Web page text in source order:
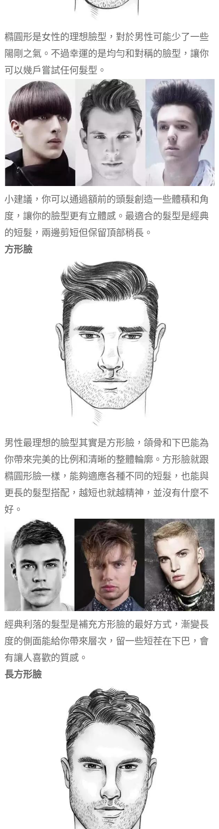
橢圓形是女性的理想臉型，對於男性可能少了一些
陽剛之氣。 不過幸運的是均勻和對稱的臉型，讓你
可以幾戶嘗試任何髮型。
小建議，你可以通過額前的頭髮創造一些體積和角
度，讓你的臉型更有立體感。 最適合的髮型是經典
的短髮，兩邊剪短但保留頂部稍長。
方形臉
男性最理想的臉型其實是方形臉，頜骨和下巴能為
你帶來完美的比例和清晰的整體輪廓。 方形臉就跟
橢圓形臉一樣，能夠適應各種不同的短髮，也能與
更長的髮型搭配，越短也就越精神，並沒有什麼不
好。
經典利落的髮型是補充方形臉的最好方式，漸變長
度的側面能給你帶來層次，留一些短茬在下巴，會
有讓人喜歡的質感。
長方形臉